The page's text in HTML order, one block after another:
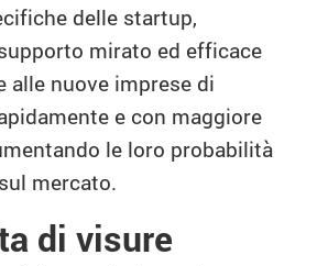
delle startup,
mirato ed efficace
alle nuove imprese di
e con maggiore
le loro probabilità
mercato.
di visure